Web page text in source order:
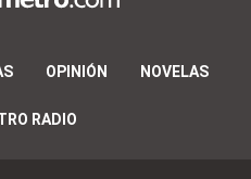
OPINIÓN NOVELAS
RADIO